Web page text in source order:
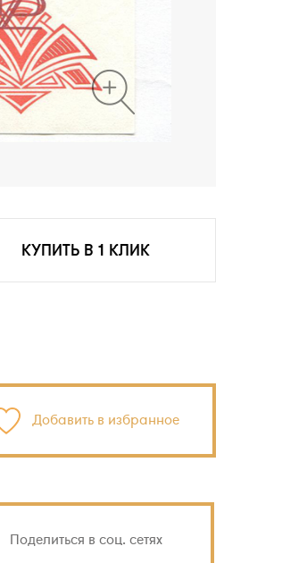
КУПИТЬ В 1 КЛИК
Добавить в избранное
Поделиться в соц. сетях